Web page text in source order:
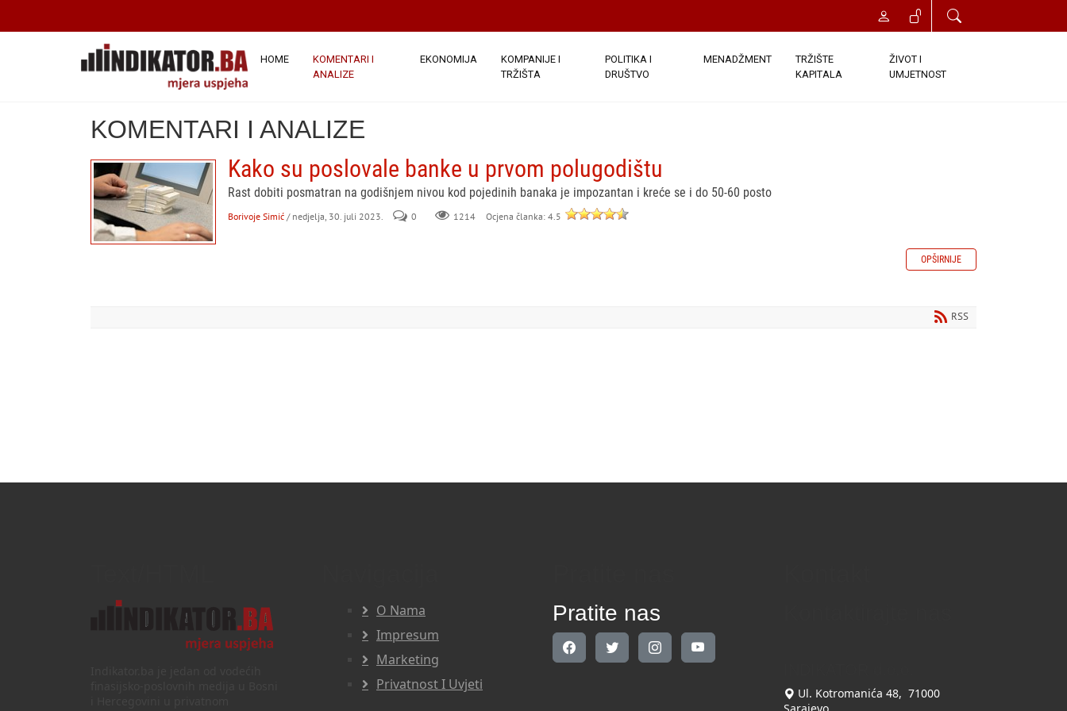
HOME
KOMENTARI I
ANALIZE
EKONOMIJA
KOMPANIJE I
TRŽIŠTA
POLITIKA I
DRUŠTVO
MENADŽMENT
TRŽIŠTE
KAPITALA
ŽIVOT I
UMJETNOST
KOMENTARI I ANALIZE
Kako su poslovale banke u prvom polugodištu
Rast dobiti posmatran na godišnjem nivou kod pojedinih banaka je impozantan i kreće se i do 50-60 posto
Borivoje Simić / nedjelja, 30. juli 2023. 0 1214 Ocjena članka: 4.5
OPŠIRNIJE
RSS
O Nama
Impresum
Marketing
Privatnost I Uvjeti
Pratite nas
Ul. Kotromanića 48, 71000